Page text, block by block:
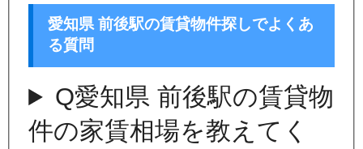
愛知県 前後駅の賃貸物件探しでよくあ
る質問
Q愛知県 前後駅の賃貸物
件の家賃相場を教えてく